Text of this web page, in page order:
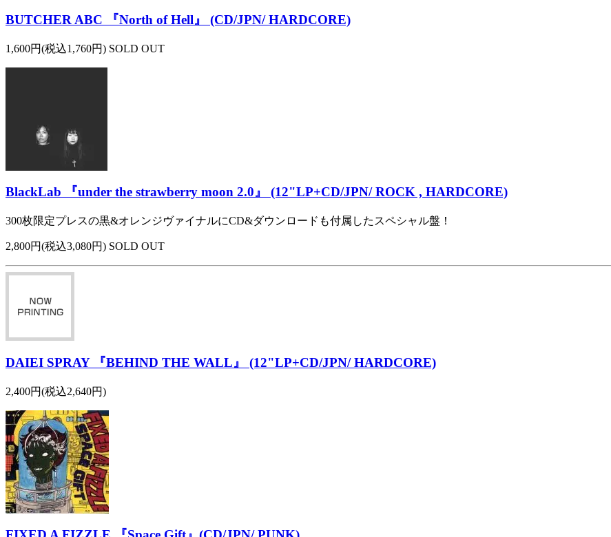
BUTCHER ABC 『North of Hell』 (CD/JPN/ HARDCORE)
1,600円(税込1,760円) SOLD OUT
BlackLab 『under the strawberry moon 2.0』 (12"LP+CD/JPN/ ROCK , HARDCORE)
300枚限定プレスの黒&オレンジヴァイナルにCD&ダウンロードも付属したスペシャル盤！
2,800円(税込3,080円) SOLD OUT
DAIEI SPRAY 『BEHIND THE WALL』 (12"LP+CD/JPN/ HARDCORE)
2,400円(税込2,640円)